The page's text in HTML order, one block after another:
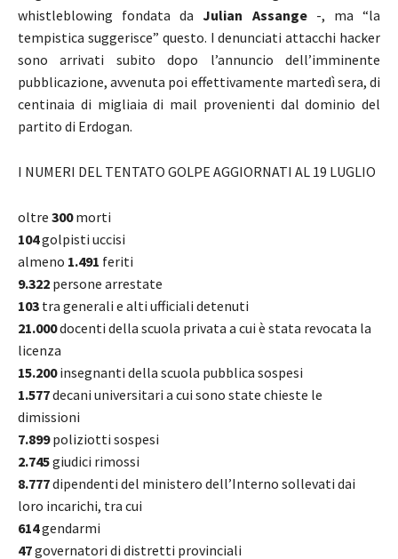
whistleblowing fondata daJulian Assange-, ma “la
tempistica suggerisce” questo. I denunciati attacchi hacker
sono arrivati subito dopo l’annuncio dell’imminente
pubblicazione, avvenuta poi effettivamente martedì sera, di
centinaia di migliaia di mail provenienti dal dominio del
partito di Erdogan.
I NUMERI DEL TENTATO GOLPE AGGIORNATI AL 19 LUGLIO
oltre 300morti
104golpisti uccisi
almeno 1.491 feriti
9.322 persone arrestate
103 tra generali e alti ufficiali detenuti
21.000docenti della scuola privata a cui è stata revocata la
licenza
15.200insegnanti della scuola pubblica sospesi
1.577decani universitari a cui sono state chieste le
dimissioni
7.899poliziotti sospesi
2.745giudici rimossi
8.777dipendenti del ministero dell’Interno sollevati dai
loro incarichi, tra cui
614gendarmi
47governatori di distretti provinciali